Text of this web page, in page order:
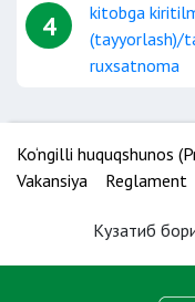
4
kitobga
(tayyorlash)/
ruxsatnoma
Ko‘ngilli huquqshunos
Vakansiya
Reglament
Кузатиб